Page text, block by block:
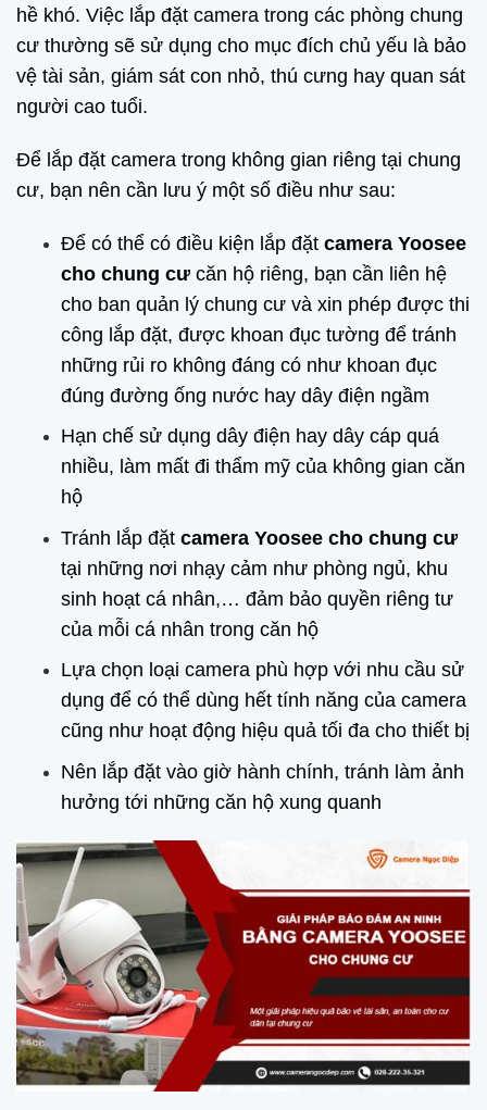
hề khó. Việc lắp đặt camera trong các phòng chung
cư thường sẽ sử dụng cho mục đích chủ yếu là bảo
vệ tài sản, giám sát con nhỏ, thú cưng hay quan sát
người cao tuổi.
Để lắp đặt camera trong không gian riêng tại chung
cư, bạn nên cần lưu ý một số điều như sau:
Để có thể có điều kiện lắp đặt camera Yoosee
cho chung cưcăn hộ riêng, bạn cần liên hệ
cho ban quản lý chung cư và xin phép được thi
công lắp đặt, được khoan đục tường để tránh
những rủi ro không đáng có như khoan đục
đúng đường ống nước hay dây điện ngầm
Hạn chế sử dụng dây điện hay dây cáp quá
nhiều, làm mất đi thẩm mỹ của không gian căn
hộ
Tránh lắp đặt camera Yoosee cho chung cư
tại những nơi nhạy cảm như phòng ngủ, khu
sinh hoạt cá nhân,… đảm bảo quyền riêng tư
của mỗi cá nhân trong căn hộ
Lựa chọn loại camera phù hợp với nhu cầu sử
dụng để có thể dùng hết tính năng của camera
cũng như hoạt động hiệu quả tối đa cho thiết bị
Nên lắp đặt vào giờ hành chính, tránh làm ảnh
hưởng tới những căn hộ xung quanh